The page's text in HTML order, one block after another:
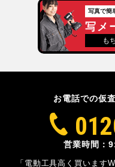
写真で簡
写メ
も
お電話での仮
営業時間：
「電動工具高く買います